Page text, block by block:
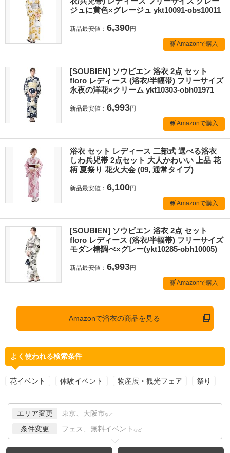
ジュに黄色×グレージュ ykt10091-obs10011
新品最安値： 6,390円
Amazonで購入
[SOUBIEN] ソウビエン 浴衣 2点 セット
floro レディース (浴衣/半幅帯) フリーサイズ
永夜の洋花×クリーム ykt10303-obh01971
新品最安値： 6,993円
Amazonで購入
浴衣 セット レディース 二部式 選べる浴衣
しわ兵児帯 2点セット 大人かわいい 上品 花
柄 夏祭り 花火大会 (09, 通常タイプ)
新品最安値： 6,100円
Amazonで購入
[SOUBIEN] ソウビエン 浴衣 2点 セット
floro レディース (浴衣/半幅帯) フリーサイズ
モダン椿調べ×グレー(ykt10285-obh10005)
新品最安値： 6,993円
Amazonで購入
Amazonで浴衣の商品を見る
よく使われる検索条件
花イベント 体験イベント 物産展・観光フェア 祭り
エリア変更 東京、大阪市 など
条件変更 フェス、無料イベント など